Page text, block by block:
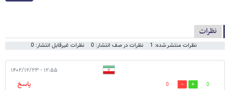
نظرات
نظرات منتشر شده: 1 نظرات در صف انتشار: 0 نظرات غیرقابل انتشار: 0
۱۲:۵۵ - ۱۴۰۲/۱۲/۲۳
0
0
پاسخ